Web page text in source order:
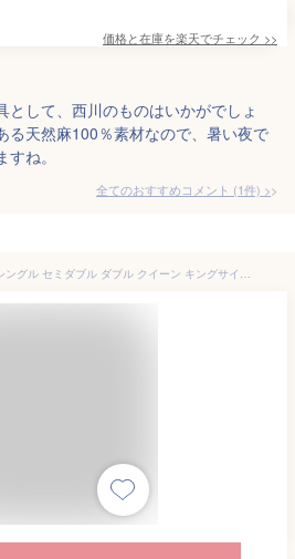
価格と在庫を楽天でチェック >>
として、西川のものはいかがでしょ
天然麻100％素材なので、暑い夜で
ね。
全てのおすすめコメント (1件) >
涼感シーツ 敷きパッド シングル セミダブル ダブル クイーン キングサイズ 枕カバー付き 3点セット ひんやり ベッドパッド 冷感 シーツ 接触冷感 夏用 洗える 肌触りよい マットレスパッド 抗菌防臭 吸水速乾 防ダニ 静電気防止 四隅ゴム付 オールシーズン対応